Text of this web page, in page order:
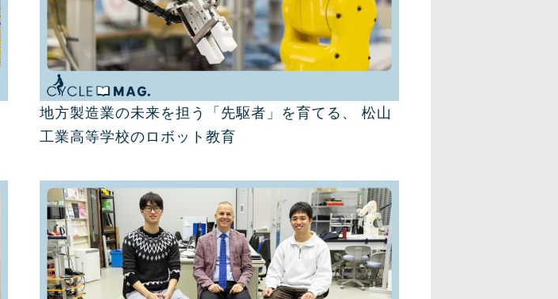
地方製造業の未来を担う「先駆者」を育てる、 松山
工業高等学校のロボット教育